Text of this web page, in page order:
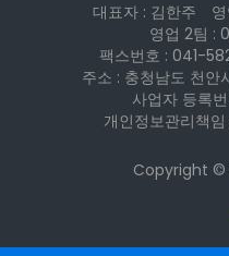
대표자 : 김한주
영업 2팀 :
팩스번호 : 041-
주소 : 충청남도 천안
사업자 등록
개인정보관리책
Copyright ©